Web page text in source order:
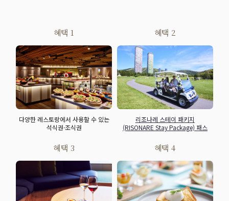
혜택 1
다양한 레스토랑에서 사용할 수 있는
석식권·조식권
혜택 2
리조나레 스테이 패키지
(RISONARE Stay Package) 패스
혜택 3 혜택 4